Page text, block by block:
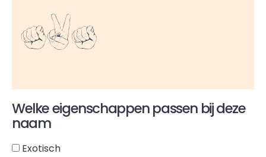
Ava
Welke eigenschappen passen bij deze
naam
Exotisch